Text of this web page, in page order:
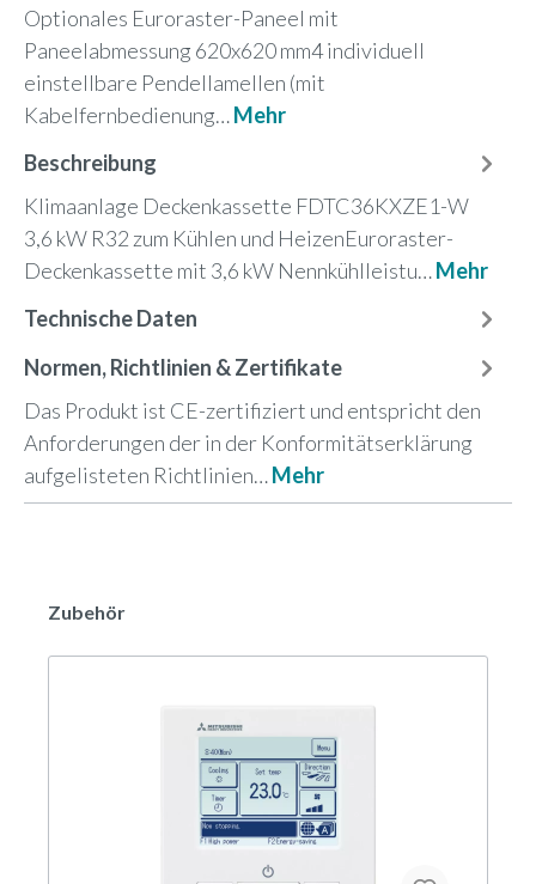
Optionales Euroraster-Paneel mit
Paneelabmessung 620x620 mm4 individuell
einstellbare Pendellamellen (mit
Kabelfernbedienung…Mehr
Beschreibung
Klimaanlage Deckenkassette FDTC36KXZE1-W
3,6 kW R32 zum Kühlen und HeizenEuroraster-
Deckenkassette mit 3,6 kW Nennkühlleistu…Mehr
Technische Daten
Normen, Richtlinien & Zertifikate
Das Produkt ist CE-zertifiziert und entspricht den
Anforderungen der in der Konformitätserklärung
aufgelisteten Richtlinien…Mehr
Zubehör